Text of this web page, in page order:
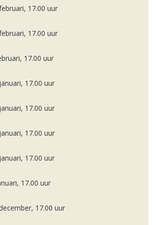
17.00 uur
17.00 uur
17.00 uur
17.00 uur
17.00 uur
17.00 uur
17.00 uur
17.00 uur
17.00 uur